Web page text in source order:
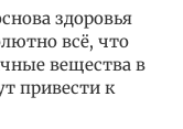
здоровья
всё, что
вещества в
привести к